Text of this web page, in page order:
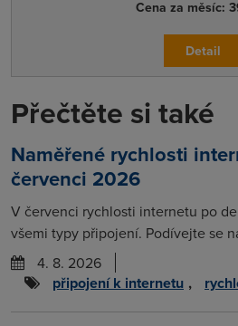
Cena za měsíc:
Detail
Přečtěte si také
Naměřené rychlosti
červenci 2026
V červenci rychlosti internetu po
všemi typy připojení. Podívejte se
4. 8. 2026
připojení k internetu ,